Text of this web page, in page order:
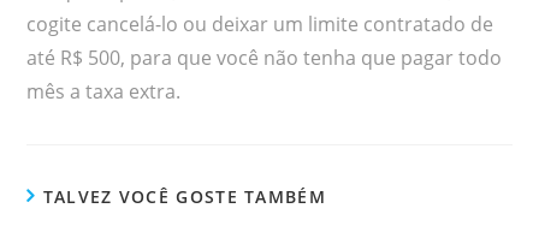
cogite cancelá-lo ou deixar um limite contratado de
até R$ 500, para que você não tenha que pagar todo
mês a taxa extra.
TALVEZ VOCÊ GOSTE TAMBÉM